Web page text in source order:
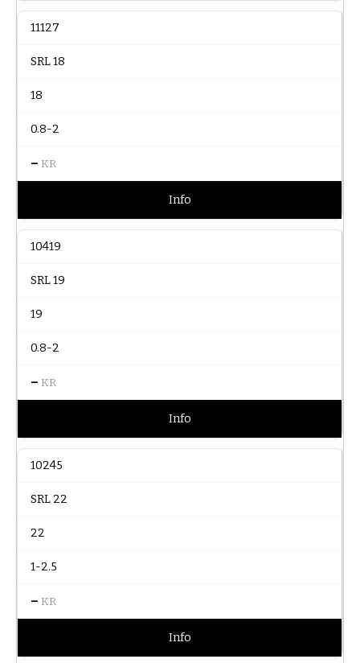
11127
SRL 18
18
0.8-2
– KR
Info
10419
SRL 19
19
0.8-2
– KR
Info
10245
SRL 22
22
1-2.5
– KR
Info